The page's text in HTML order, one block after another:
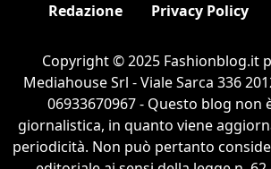
Redazione Privacy Policy
Copyright © 2025 Fashionblog.it
Mediahouse Srl - Viale Sarca 336
06933670967 - Questo blog non
giornalistica, in quanto viene
periodicità. Non può pertanto